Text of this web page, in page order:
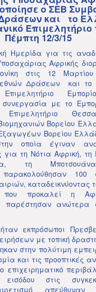
ο ΣΕΒ
και το
Επιμελητήριο
Πέμπτη 12/3/15
Ημερίδα για τις
Αφρικής
στις 12
Δράσεων και το
Επιμελητήριο
συνεργασία με το
Επιμελητήριο
Βορείου
Βορείου
οποία έγιναν
για τη Νότια Αφρική, τη
τη
100
καταδεικνύοντας
που προκαλεί η
παρέστησαν ανώτερα
εκπρόσωποι
με τοπική
στην πολύτιμη
και τις προοπτικές
εισόδου στις
απεύθυναν